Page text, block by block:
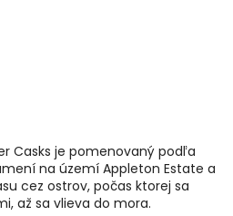
Casks je pomenovaný podľa
na území Appleton Estate a
cez ostrov, počas ktorej sa
až sa vlieva do mora.